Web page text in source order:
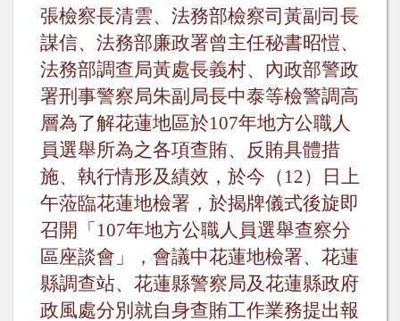
張檢察長清雲、法務部檢察司黃副司長
謀信、法務部廉政署曾主任秘書昭愷、
法務部調查局黃處長義村、內政部警政
署刑事警察局朱副局長中泰等檢警調高
層為了解花蓮地區於107年地方公職人
員選舉所為之各項查賄、反賄具體措
施、執行情形及績效，於今（ 12）日上
午蒞臨花蓮地檢署，於揭牌儀式後旋即
召開「 107年地方公職人員選舉查察分
區座談會」，會議中花蓮地檢署、花蓮
縣調查站、花蓮縣警察局及花蓮縣政府
政風處分別就自身查賄工作業務提出報